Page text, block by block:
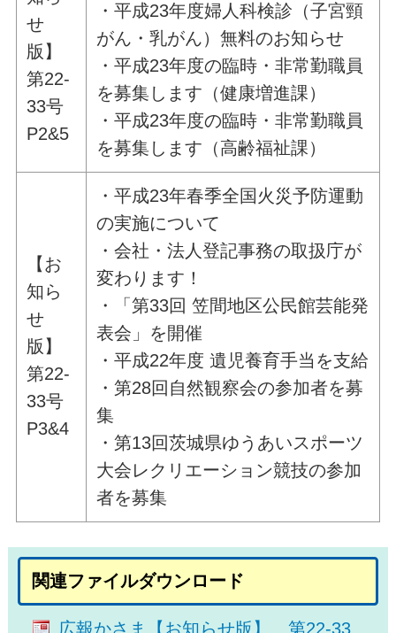
せ
版】
第22-
33号
P2&5
・平成23年度婦人科検診（子宮頸
がん・乳がん）無料のお知らせ
・平成23年度の臨時・非常勤職員
を募集します（健康増進課）
・平成23年度の臨時・非常勤職員
を募集します（高齢福祉課）
【お
知ら
せ
版】
第22-
33号
P3&4
・平成23年春季全国火災予防運動
の実施について
・会社・法人登記事務の取扱庁が
変わります！
・「第33回 笠間地区公民館芸能発
表会」を開催
・平成22年度 遺児養育手当を支給
・第28回自然観察会の参加者を募
集
・第13回茨城県ゆうあいスポーツ
大会レクリエーション競技の参加
者を募集
関連ファイルダウンロード
広報かさま【お知らせ版】 第22-33